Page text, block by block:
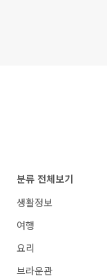
분류 전체보기
생활정보
여행
요리
브라운관